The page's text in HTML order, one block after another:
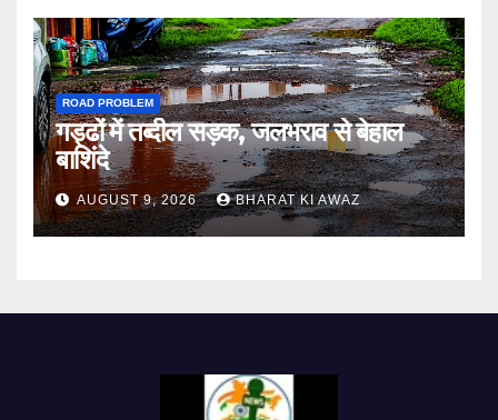
ROAD PROBLEM
गड्ढों में तब्दील सड़क, जलभराव से बेहाल
बाशिंदे
AUGUST 9, 2026 BHARAT KI AWAZ